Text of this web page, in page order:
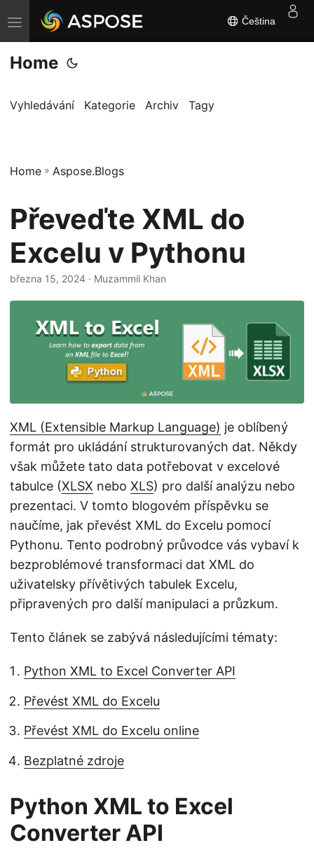
P
ř
e
n
v
i
g
a
c
Čeština
Home
Vyhledávání Kategorie Archiv Tagy
Home » Aspose.Blogs
Převeďte XML do
Excelu v Pythonu
března 15, 2024 · Muzammil Khan
XML (Extensible Markup Language) je oblíbený
formát pro ukládání strukturovaných dat. Někdy
však můžete tato data potřebovat v excelové
tabulce (XLSX nebo XLS) pro další analýzu nebo
prezentaci. V tomto blogovém příspěvku se
naučíme, jak převést XML do Excelu pomocí
Pythonu. Tento podrobný průvodce vás vybaví k
bezproblémové transformaci dat XML do
uživatelsky přívětivých tabulek Excelu,
připravených pro další manipulaci a průzkum.
Tento článek se zabývá následujícími tématy:
Python XML to Excel Converter API
Převést XML do Excelu
Převést XML do Excelu online
Bezplatné zdroje
Python XML to Excel
Converter API